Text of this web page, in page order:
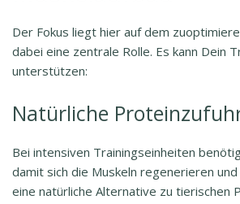
Der Fokus liegt hier auf dem
dabei eine zentrale Rolle. Es kann Dein
unterstützen:
Natürliche
Bei intensiven Trainingseinheiten
damit sich die Muskeln regenerieren
eine natürliche Alternative zu